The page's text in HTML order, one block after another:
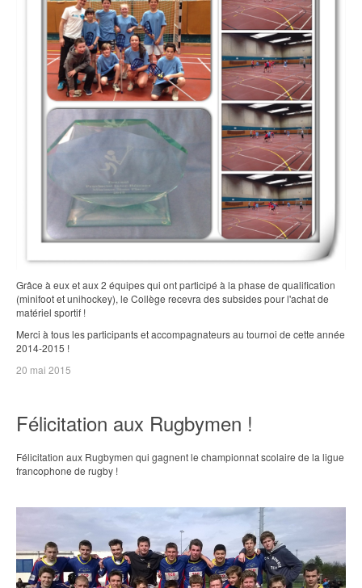
Grâce à eux et aux 2 équipes qui ont participé à la phase de qualification
(minifoot et unihockey), le Collège recevra des subsides pour l'achat de
matériel sportif !
Merci à tous les participants et accompagnateurs au tournoi de cette année
2014-2015 !
20 mai 2015
Félicitation aux Rugbymen !
Félicitation aux Rugbymen qui gagnent le championnat scolaire de la ligue
francophone de rugby !